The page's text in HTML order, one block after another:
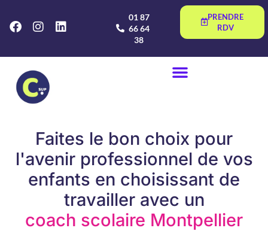
01 87
66 64
38
PRENDRE
RDV
Faites le bon choix pour
l'avenir professionnel de vos
enfants en choisissant de
travailler avec un
coach scolaire Montpellier